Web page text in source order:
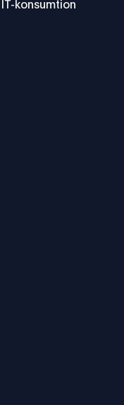
konsumtion